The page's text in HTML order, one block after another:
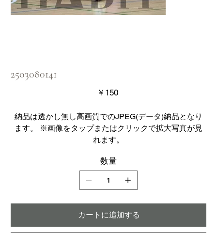
2503080141
価
格
￥150
納品は透かし無し高画質でのJPEG(データ)納品となり
ます。 ※画像をタップまたはクリックで拡大写真が見
れます。
数量
カートに追加する